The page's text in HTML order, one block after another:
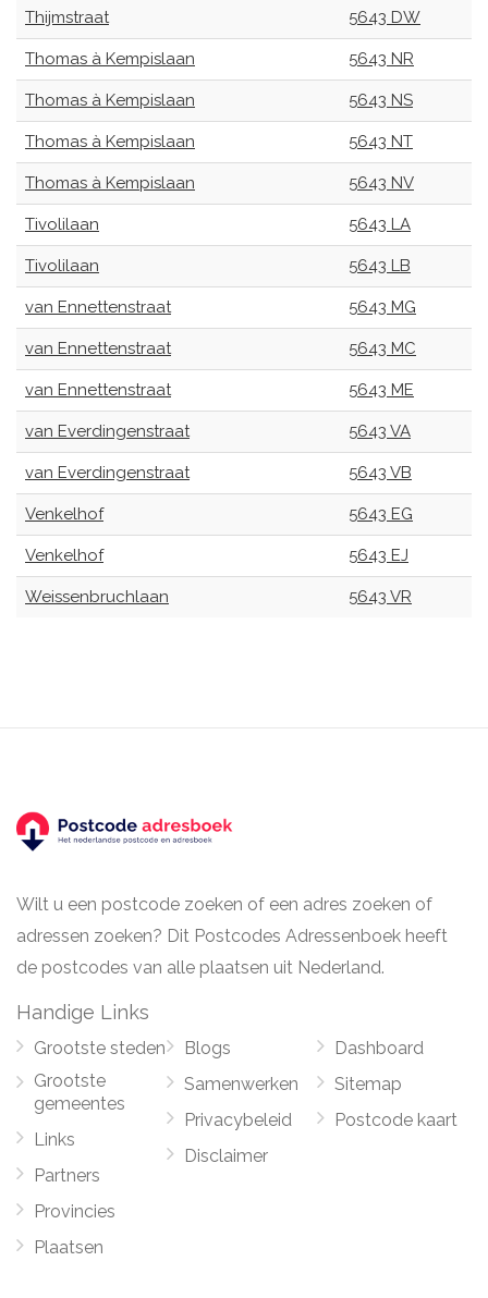
Thijmstraat 5643 DW
Thomas à Kempislaan 5643 NR
Thomas à Kempislaan 5643 NS
Thomas à Kempislaan 5643 NT
Thomas à Kempislaan 5643 NV
Tivolilaan 5643 LA
Tivolilaan 5643 LB
van Ennettenstraat 5643 MG
van Ennettenstraat 5643 MC
van Ennettenstraat 5643 ME
van Everdingenstraat 5643 VA
van Everdingenstraat 5643 VB
Venkelhof 5643 EG
Venkelhof 5643 EJ
Weissenbruchlaan 5643 VR
Wilt u een postcode zoeken of een adres zoeken of
adressen zoeken? Dit Postcodes Adressenboek heeft
de postcodes van alle plaatsen uit Nederland.
Handige Links
Grootste steden
Grootste
gemeentes
Links
Partners
Provincies
Plaatsen
Blogs
Samenwerken
Privacybeleid
Disclaimer
Dashboard
Sitemap
Postcode kaart